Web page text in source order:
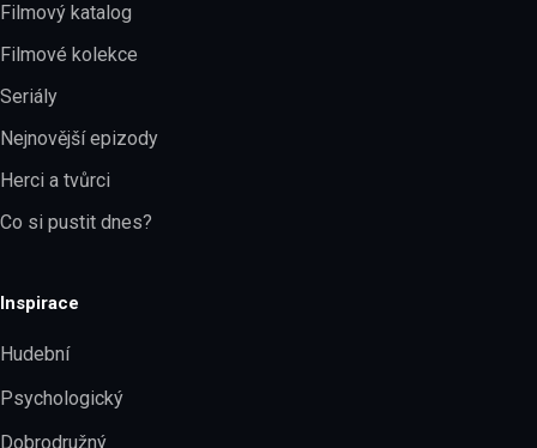
Filmový katalog
Filmové kolekce
Seriály
Nejnovější epizody
Herci a tvůrci
Co si pustit dnes?
Inspirace
Hudební
Psychologický
Dobrodružný